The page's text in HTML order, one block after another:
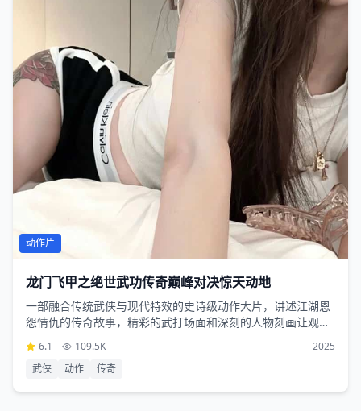
动作片
龙门飞甲之绝世武功传奇巅峰对决惊天动地
一部融合传统武侠与现代特效的史诗级动作大片，讲述江湖恩
怨情仇的传奇故事，精彩的武打场面和深刻的人物刻画让观众
沉浸其中
6.1 109.5K
2025
武侠
动作 传奇